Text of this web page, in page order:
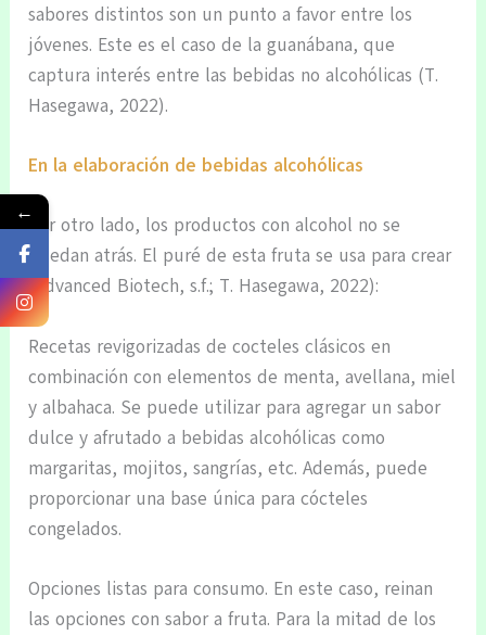
sabores distintos son un punto a favor entre los
jóvenes. Este es el caso de la guanábana, que
captura interés entre las bebidas no alcohólicas (T.
Hasegawa, 2022).
En la elaboración de bebidas alcohólicas
Por otro lado, los productos con alcohol no se
quedan atrás. El puré de esta fruta se usa para crear
(Advanced Biotech, s.f.; T. Hasegawa, 2022):
Recetas revigorizadas de cocteles clásicos en
combinación con elementos de menta, avellana, miel
y albahaca. Se puede utilizar para agregar un sabor
dulce y afrutado a bebidas alcohólicas como
margaritas, mojitos, sangrías, etc. Además, puede
proporcionar una base única para cócteles
congelados.
Opciones listas para consumo. En este caso, reinan
las opciones con sabor a fruta. Para la mitad de los
←